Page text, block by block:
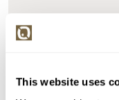
This website uses
VYDRAŽENO
12645. Město s